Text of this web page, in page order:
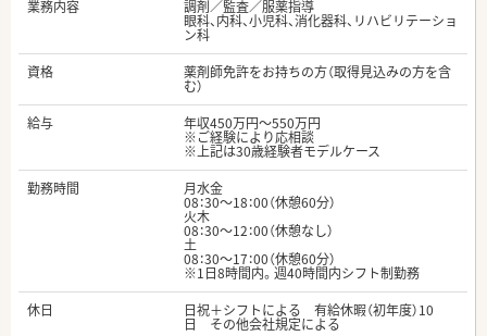
業務内容
調剤／監査／服薬指導
眼科、内科、小児科、消化器科、リハビリテーショ
ン科
資格
薬剤師免許をお持ちの方（取得見込みの方を含
む）
給与
年収450万円～550万円
※ご経験により応相談
※上記は30歳経験者モデルケース
勤務時間
月水金
08：30～18：00（休憩60分）
火木
08：30～12：00（休憩なし）
土
08：30～17：00（休憩60分）
※1日8時間内。週40時間内シフト制勤務
休日
日祝＋シフトによる 有給休暇（初年度）10
日 その他会社規定による